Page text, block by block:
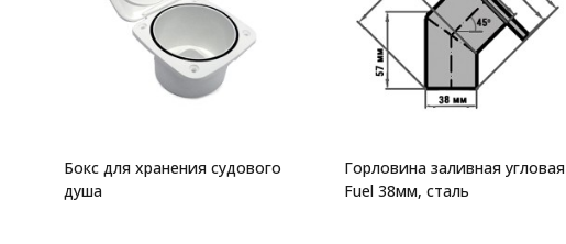
Бокс для хранения судового
душа
Горловина заливная угловая
Fuel 38мм, сталь